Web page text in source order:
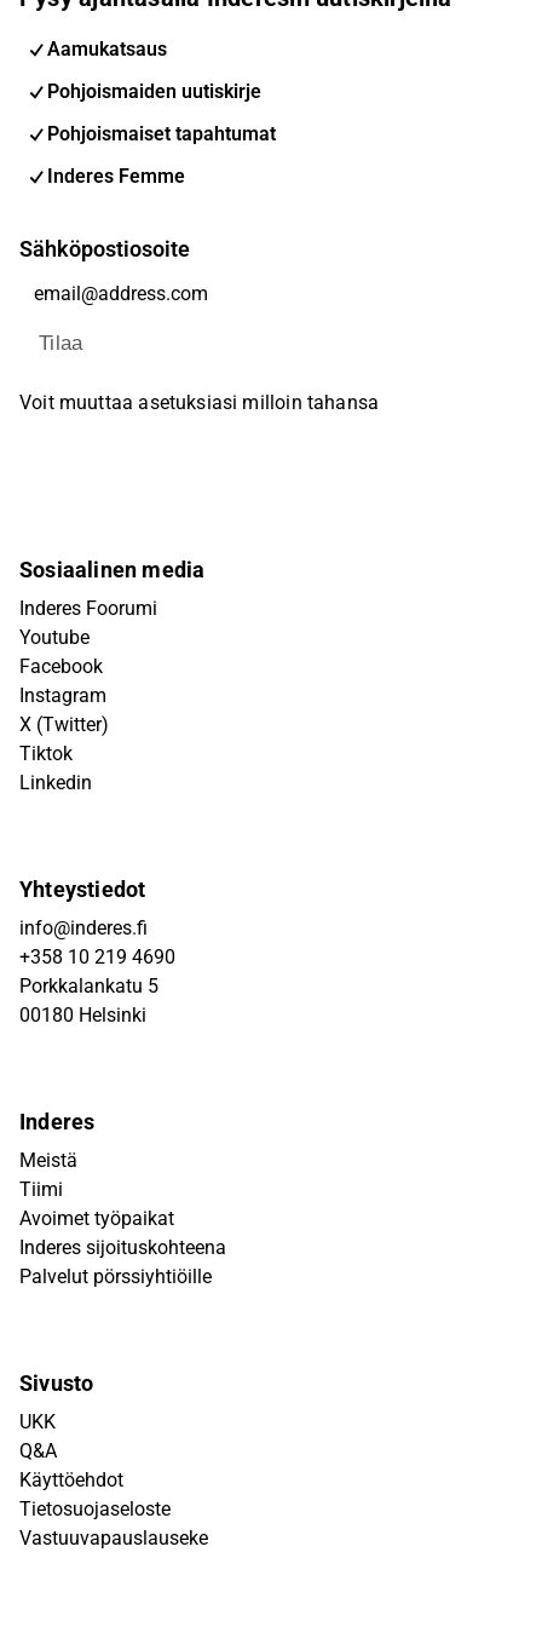
Aamukatsaus
Pohjoismaiden uutiskirje
Pohjoismaiset tapahtumat
Inderes Femme
Sähköpostiosoite
Tilaa
Voit muuttaa asetuksiasi milloin tahansa
Sosiaalinen media
Inderes Foorumi
Youtube
Facebook
Instagram
X (Twitter)
Tiktok
Linkedin
Yhteystiedot
info@inderes.fi
+358 10 219 4690
Porkkalankatu 5
00180 Helsinki
Inderes
Meistä
Tiimi
Avoimet työpaikat
Inderes sijoituskohteena
Palvelut pörssiyhtiöille
Sivusto
UKK
Q&A
Käyttöehdot
Tietosuojaseloste
Vastuuvapauslauseke